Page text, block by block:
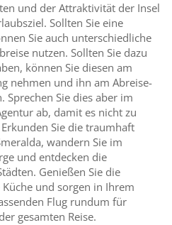
und der Attraktivität der Insel
Sollten Sie eine
Sie auch unterschiedliche
nutzen. Sollten Sie dazu
können Sie diesen am
nehmen und ihn am Abreise-
Sprechen Sie dies aber im
ab, damit es nicht zu
Sie die traumhaft
wandern Sie im
und entdecken die
Genießen Sie die
und sorgen in Ihrem
Flug rundum für
gesamten Reise.